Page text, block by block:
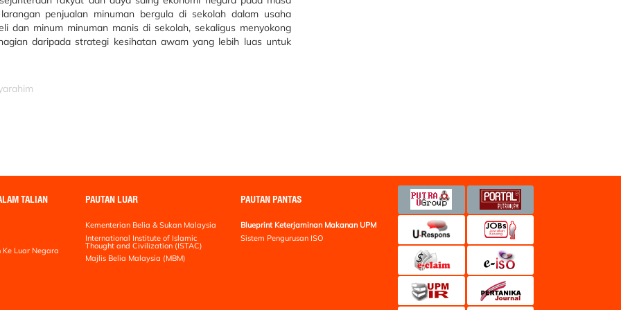
penjualan minuman bergula di sekolah dalam usaha
dan minum minuman manis di sekolah, sekaligus menyokong
daripada strategi kesihatan awam yang lebih luas untuk
TALIAN
Ke Luar Negara
PAUTAN LUAR
Kementerian Belia & Sukan Malaysia
International Institute of Islamic
Thought and Civilization (ISTAC)
Majlis Belia Malaysia (MBM)
PAUTAN PANTAS
Blueprint Keterjaminan Makanan UPM
Sistem Pengurusan ISO